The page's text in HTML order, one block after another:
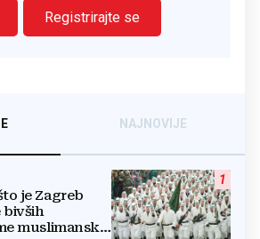
Registrirajte se
NAJNOVIJE
1
je Zagreb
bivših
muslimanske